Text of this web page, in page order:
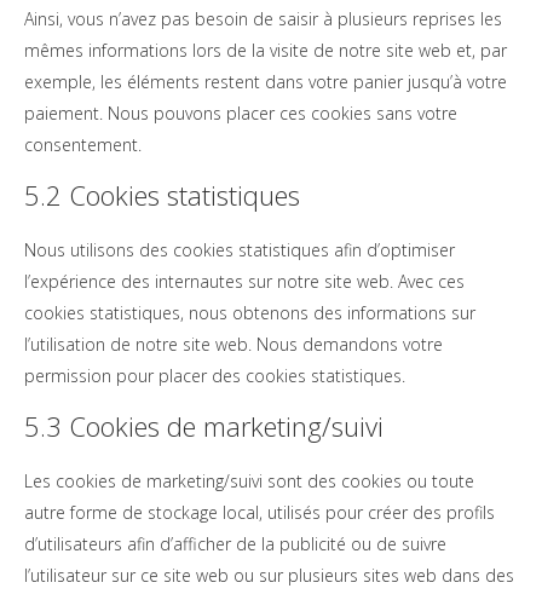
Ainsi, vous n’avez pas besoin de saisir à plusieurs reprises les
mêmes informations lors de la visite de notre site web et, par
exemple, les éléments restent dans votre panier jusqu’à votre
paiement. Nous pouvons placer ces cookies sans votre
consentement.
5.2 Cookies statistiques
Nous utilisons des cookies statistiques afin d’optimiser
l’expérience des internautes sur notre site web. Avec ces
cookies statistiques, nous obtenons des informations sur
l’utilisation de notre site web. Nous demandons votre
permission pour placer des cookies statistiques.
5.3 Cookies de marketing/suivi
Les cookies de marketing/suivi sont des cookies ou toute
autre forme de stockage local, utilisés pour créer des profils
d’utilisateurs afin d’afficher de la publicité ou de suivre
l’utilisateur sur ce site web ou sur plusieurs sites web dans des